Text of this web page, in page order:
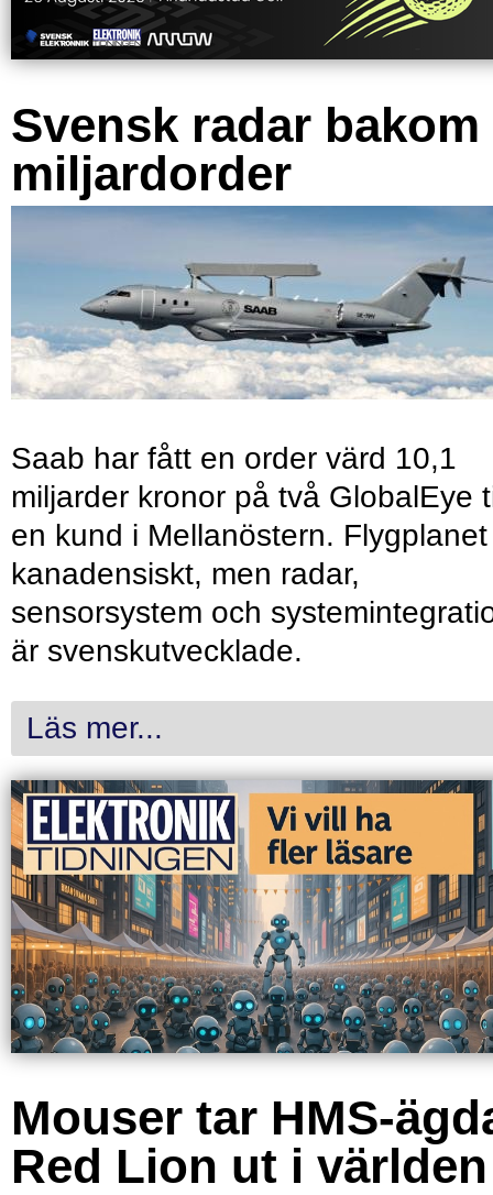
Svensk radar bakom
miljardorder
Saab har fått en order värd 10,1
miljarder kronor på två GlobalEye
en kund i Mellanöstern.
kanadensiskt, men radar,
sensorsystem och
är svenskutvecklade.
Läs mer...
Mouser tar HMS-
Red Lion ut i världen